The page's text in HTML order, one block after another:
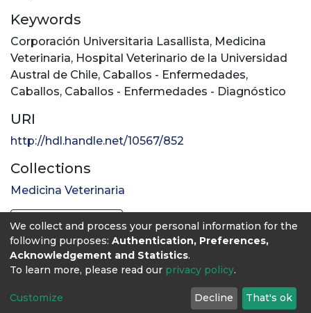
Keywords
Corporación Universitaria Lasallista, Medicina
Veterinaria, Hospital Veterinario de la Universidad
Austral de Chile, Caballos - Enfermedades,
Caballos, Caballos - Enfermedades - Diagnóstico
URI
http://hdl.handle.net/10567/852
Collections
Medicina Veterinaria
Full item page
We collect and process your personal information for the
following purposes: Authentication, Preferences,
Acknowledgement and Statistics.
To learn more, please read our privacy policy.
Customize Decline That's ok